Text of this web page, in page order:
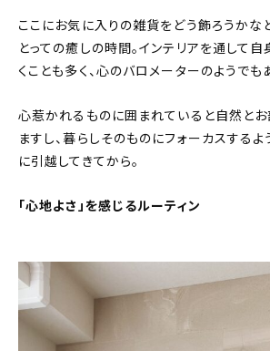
ここにお気に入りの雑貨をどう飾ろうかな
とっての癒しの時間。インテリアを通して
くことも多く、心のバロメーターのようでも
心惹かれるものに囲まれていると自然とお
ますし、暮らしそのものにフォーカスするよ
に引越してきてから。
「心地よさ」を感じるルーティン